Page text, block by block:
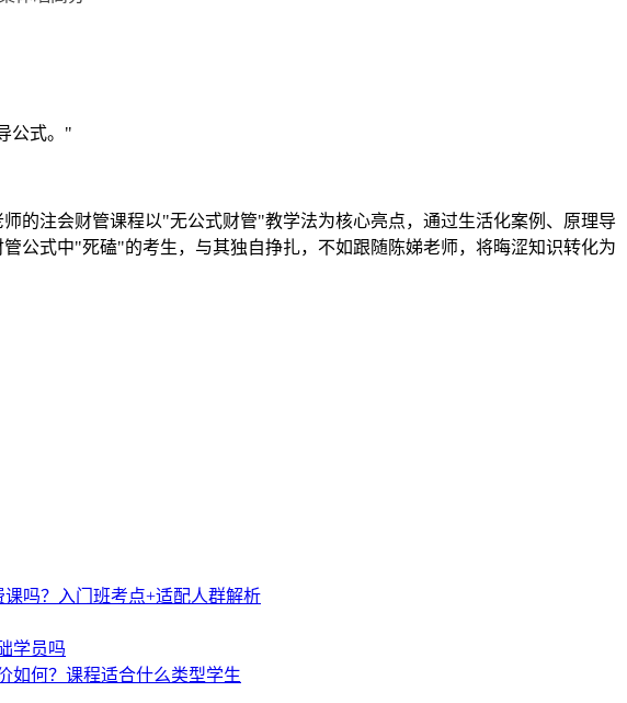
公式。"
的注会财管课程以"无公式财管"教学法为核心亮点，通过生活化案例、原理导
公式中"死磕"的考生，与其独自挣扎，不如跟随陈娣老师，将晦涩知识转化为